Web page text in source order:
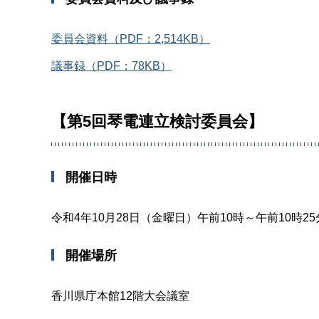
委員会資料（PDF：2,514KB）
議事録（PDF：78KB）
【第5回琴電連立検討委員会】
開催日時
令和4年10月28日（金曜日）午前10時～午前10時25
開催場所
香川県庁本館12階大会議室